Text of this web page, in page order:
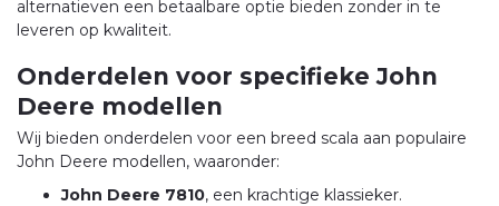
alternatieven een betaalbare optie bieden zonder in te
leveren op kwaliteit.
Onderdelen voor specifieke John
Deere modellen
Wij bieden onderdelen voor een breed scala aan populaire
John Deere modellen, waaronder:
John Deere 7810, een krachtige klassieker.